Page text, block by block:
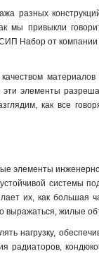
разных
мы привыкли
Набор от
материалов
элементы
как все
элементы
системы
их, как большая
выражаться, жилые
нагрузку,